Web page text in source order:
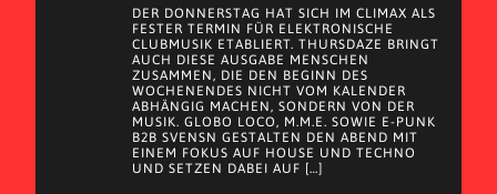
DER DONNERSTAG HAT SICH IM CLIMAX ALS
FESTER TERMIN FÜR ELEKTRONISCHE
CLUBMUSIK ETABLIERT. THURSDAZE BRINGT
AUCH DIESE AUSGABE MENSCHEN
ZUSAMMEN, DIE DEN BEGINN DES
WOCHENENDES NICHT VOM KALENDER
ABHÄNGIG MACHEN, SONDERN VON DER
MUSIK. GLOBO LOCO, M.M.E. SOWIE E-PUNK
B2B SVENSN GESTALTEN DEN ABEND MIT
EINEM FOKUS AUF HOUSE UND TECHNO
UND SETZEN DABEI AUF […]